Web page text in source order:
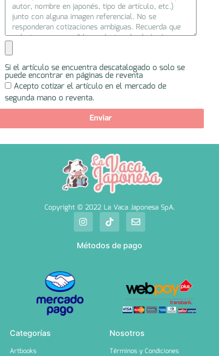
Si el artículo se encuentra descatalogado o solo se
puede encontrar en páginas de reventa
Acepto cotizar el artículo en el mercado de
segunda mano o reventa.
Enviar
Copyright © 2022 La Vaca Japonesa SpA.
Métodos de pago
Categorías
Artbooks
Nosotros
Términos y Condiciones